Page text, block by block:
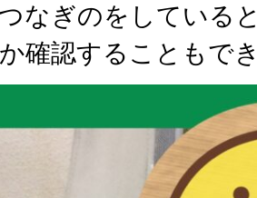
なぎのをしている
確認することもで